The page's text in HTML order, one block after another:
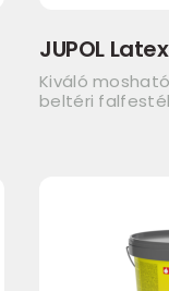
JUPOL
Kiváló
beltéri